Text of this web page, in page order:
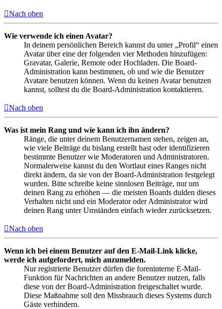
Nach oben
Wie verwende ich einen Avatar?
In deinem persönlichen Bereich kannst du unter „Profil“ einen
Avatar über eine der folgenden vier Methoden hinzufügen:
Gravatar, Galerie, Remote oder Hochladen. Die Board-
Administration kann bestimmen, ob und wie die Benutzer
Avatare benutzen können. Wenn du keinen Avatar benutzen
kannst, solltest du die Board-Administration kontaktieren.
Nach oben
Was ist mein Rang und wie kann ich ihn ändern?
Ränge, die unter deinem Benutzernamen stehen, zeigen an,
wie viele Beiträge du bislang erstellt hast oder identifizieren
bestimmte Benutzer wie Moderatoren und Administratoren.
Normalerweise kannst du den Wortlaut eines Ranges nicht
direkt ändern, da sie von der Board-Administration festgelegt
wurden. Bitte schreibe keine sinnlosen Beiträge, nur um
deinen Rang zu erhöhen — die meisten Boards dulden dieses
Verhalten nicht und ein Moderator oder Administrator wird
deinen Rang unter Umständen einfach wieder zurücksetzen.
Nach oben
Wenn ich bei einem Benutzer auf den E-Mail-Link klicke,
werde ich aufgefordert, mich anzumelden.
Nur registrierte Benutzer dürfen die foreninterne E-Mail-
Funktion für Nachrichten an andere Benutzer nutzen, falls
diese von der Board-Administration freigeschaltet wurde.
Diese Maßnahme soll den Missbrauch dieses Systems durch
Gäste verhindern.